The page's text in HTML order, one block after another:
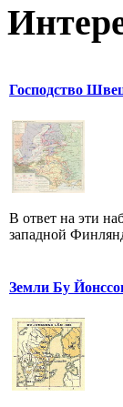
Господство
В ответ на эти
западной
Земли Бу